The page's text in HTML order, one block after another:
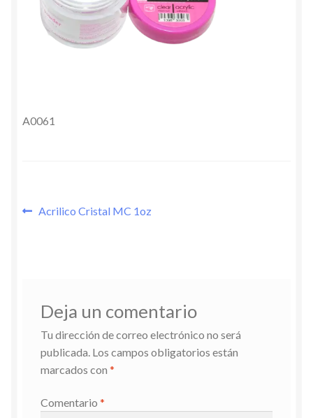
A0061
Navegación
Entrada
Acrilico Cristal MC 1oz
Deja un comentario
Tu dirección de correo electrónico no será
publicada. Los campos obligatorios están
marcados con *
Comentario *